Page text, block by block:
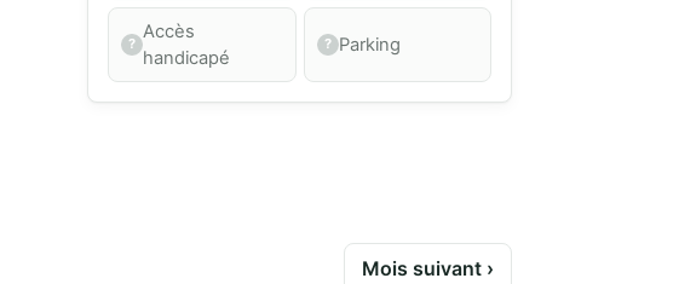
Accès
handicapé
Parking
Mois suivant ›